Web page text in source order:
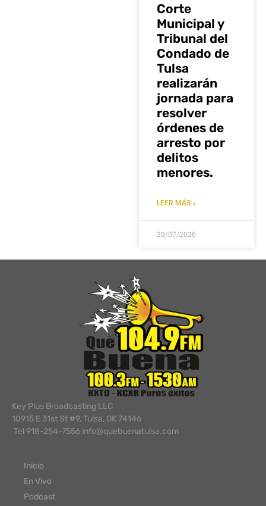
Corte
Municipal y
Tribunal del
Condado de
Tulsa
realizarán
jornada para
resolver
órdenes de
arresto por
delitos
menores.
LEER MÁS »
29/07/2026
Key Plus Broadcasting LLC
10915 E 31st St #9, Tulsa, OK 74146
Tel 918-254-7556 info@quebuenatulsa.com
Inicio
En Vivo
Podcast